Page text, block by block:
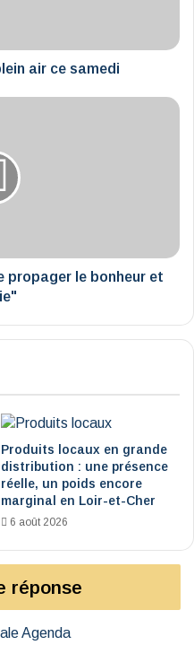
air ce samedi
propager le bonheur et
Produits locaux en grande
distribution : une présence
réelle, un poids encore
marginal en Loir-et-Cher
6 août 2026
réponse